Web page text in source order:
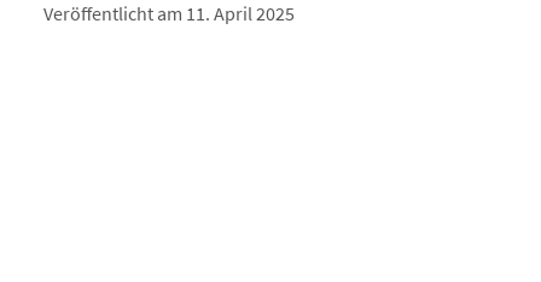
Veröffentlicht am 11. April 2025